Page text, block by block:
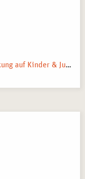
Schulschließungen und deren Auswirkung auf Kinder & Jugendliche: Was bewirken sie tatsächlich?